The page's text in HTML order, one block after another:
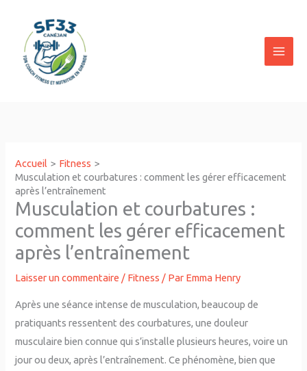
contenu
Accueil
Fitness
Musculation et courbatures : comment les gérer efficacement
après l’entraînement
Musculation et courbatures :
comment les gérer efficacement
après l’entraînement
Laisser un commentaire / Fitness / Par Emma Henry
Après une séance intense de musculation, beaucoup de
pratiquants ressentent des courbatures, une douleur
musculaire bien connue qui s’installe plusieurs heures, voire un
jour ou deux, après l’entraînement. Ce phénomène, bien que